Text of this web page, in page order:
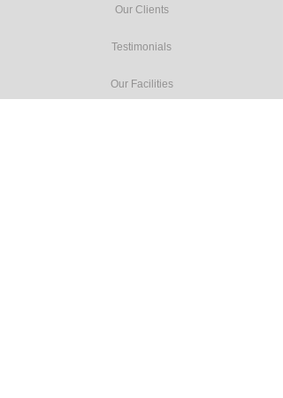
Our Clients
Testimonials
Our Facilities